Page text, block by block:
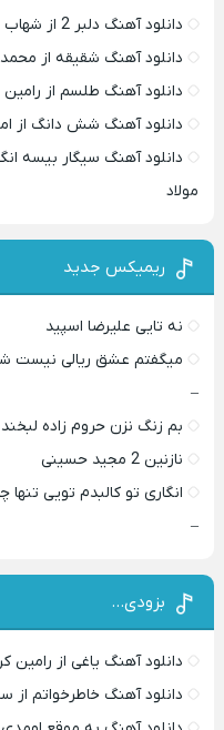
دانلود آهنگ دلبر 2 از شهاب فالجی
دانلود آهنگ شقیقه از
دانلود آهنگ طلسم از
دانلود آهنگ شش دانگ از
دانلود آهنگ سیگار بیسه
مولاد
ریمیکس جدید
نه تایی علیرضا اسپید
میگفتم عشق ریالی نیست
–
بم زنگ نزن حروم زاده
نازنین 2 مجید حسینی
انگاری تو کالبدم تویی
–
بزودی…
دانلود آهنگ یاغی از رامین
دانلود آهنگ خاطرخواتم از